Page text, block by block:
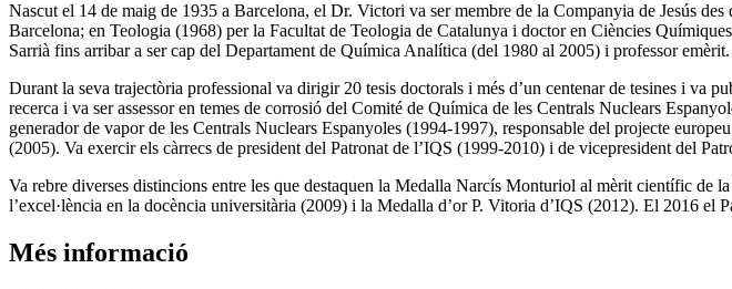
Nascut el 14 de maig de 1935 a Barcelona, el Dr. Victori va ser membre de la Companyia de Jesús
Barcelona; en Teologia (1968) per la Facultat de Teologia de Catalunya i doctor en Ciències
Sarrià fins arribar a ser cap del Departament de Química Analítica (del 1980 al 2005) i professor emèrit.
Durant la seva trajectòria professional va dirigir 20 tesis doctorals i més d’un centenar de tesines i va
recerca i va ser assessor en temes de corrosió del Comité de Química de les Centrals Nuclears
generador de vapor de les Centrals Nuclears Espanyoles (1994-1997), responsable del projecte
(2005). Va exercir els càrrecs de president del Patronat de l’IQS (1999-2010) i de vicepresident del
Va rebre diverses distincions entre les que destaquen la Medalla Narcís Monturiol al mèrit científic de
l’excel·lència en la docència universitària (2009) i la Medalla d’or P. Vitoria d’IQS (2012). El 2016 el
Més informació